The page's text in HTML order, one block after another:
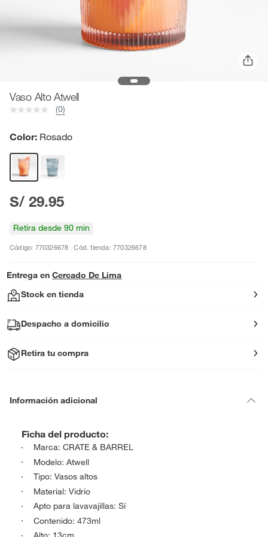
Vaso Alto Atwell
(0)
Color: Rosado
S/ 29.95
Retira desde 90 min
Código: 770326678 Cód. tienda: 770326678
Entrega en Cercado De Lima
Stock en tienda
Despacho a domicilio
Retira tu compra
Información adicional
Ficha del producto:
Marca: CRATE & BARREL
Modelo: Atwell
Tipo: Vasos altos
Material: Vidrio
Apto para lavavajillas: Sí
Contenido: 473ml